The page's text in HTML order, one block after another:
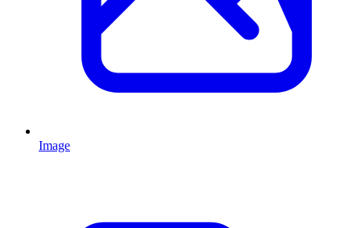
Image